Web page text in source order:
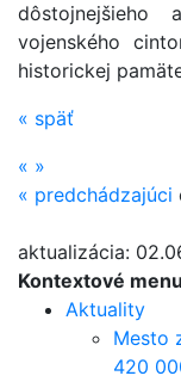
Kontextové
Aktuality
Mesto
420
dôstojnejšieho
vojenského
historickej
« späť
« »
« predchádzajúci
aktualizácia: